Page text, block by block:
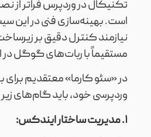
تکنیکال در وردپرس فراتر از
است. بهینه‌سازی فنی در این
نیازمند کنترل دقیق بر
مستقیماً با ربات‌های گوگل در
در «سئو کارما» معتقدیم
وردپرسی خود، باید گام‌های زیر
۱. مدیریت ساختار ایندکس: